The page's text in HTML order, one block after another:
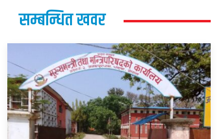
सम्बन्धित खवर